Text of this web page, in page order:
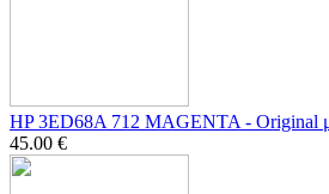
HP 3ED68A 712 MAGENTA - Οriginal
45.00 €